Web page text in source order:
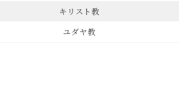
キリスト教
ユダヤ教